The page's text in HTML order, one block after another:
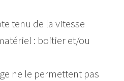
tenu de la vitesse
: boitier et/ou
ne le permettent pas